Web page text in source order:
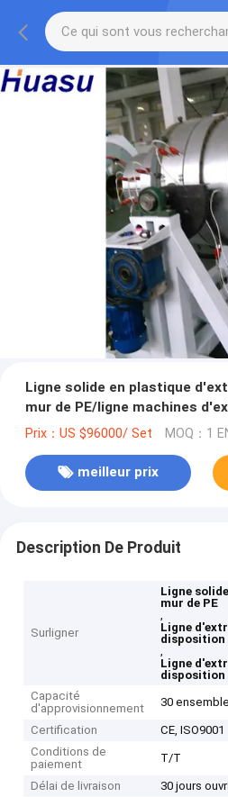
Ligne solide en plastique
mur de PE/ligne machines
disposition de l'eau
Prix：US $96000/ Set MOQ：1
meilleur prix
Description De Produit
Surligner
Ligne
mur de PE
,
Ligne
disposition
,
Ligne
disposition
Capacité
d'approvisionnement
30
Certification
CE, ISO9001
Conditions de
paiement
T/T
Délai de livraison
30 jours